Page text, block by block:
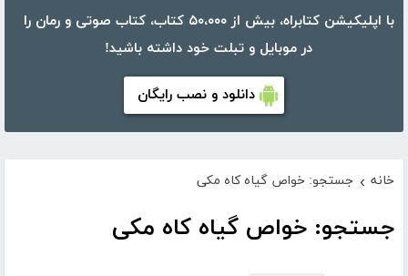
با اپلیکیشن کتابراه، بیش از ۵۰،۰۰۰ کتاب، کتاب صوتی و رمان را
در موبایل و تبلت خود داشته باشید!
دانلود و نصب رایگان
خانه › جستجو: خواص گیاه کاه مکی
جستجو: خواص گیاه کاه مکی